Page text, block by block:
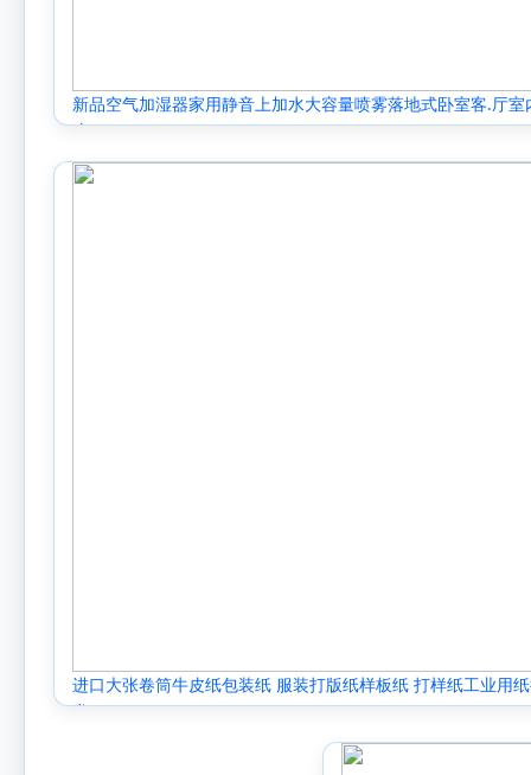
新品空气加湿器家用静音上加水大容量喷雾落地式卧室客.厅室
净
进口大张卷筒牛皮纸包装纸 服装打版纸样板纸 打样纸工业用
发